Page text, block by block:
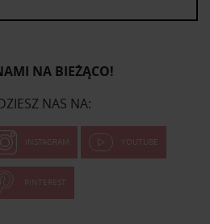
NA BIEŻĄCO!
NAS NA:
INSTAGRAM YOUTUBE
PINTEREST